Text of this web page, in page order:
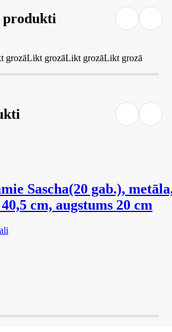
produkti
grozāLikt grozāLikt grozāLikt grozā
Sascha(20 gab.),
cm, augstums 20 cm